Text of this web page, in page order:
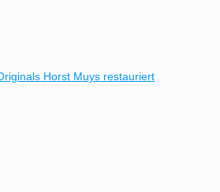
Horst Muys restauriert